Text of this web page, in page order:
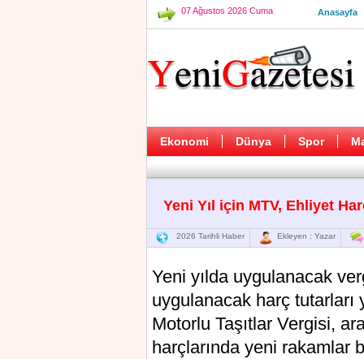
07 Ağustos 2026 Cuma Anasayfa
Ekonomi Dünya Spor
Yeni Yıl için MTV, Ehliyet
2026 Tarihli Haber Ekleyen : Yazar
Yeni yılda uygulanacak
uygulanacak harç
Motorlu Taşıtlar Vergisi,
harçlarında yeni rakamlar